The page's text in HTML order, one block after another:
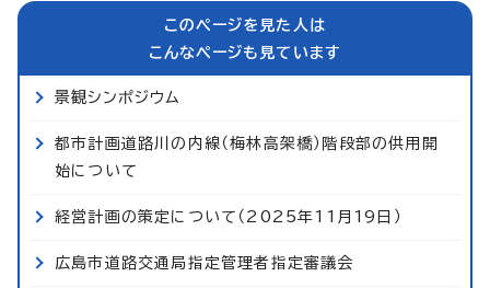
このページを見た人は
こんなページも見ています
景観シンポジウム
都市計画道路川の内線（梅林高架橋）階段部の供用開
始について
経営計画の策定について（2025年11月19日）
広島市道路交通局指定管理者指定審議会